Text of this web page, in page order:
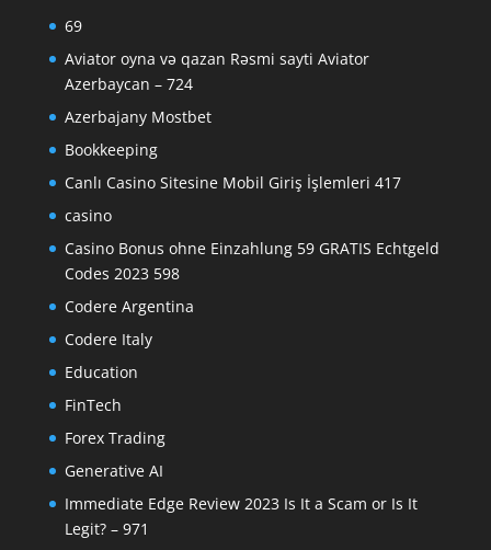
69
Aviator oyna və qazan Rəsmi sayti Aviator
Azerbaycan – 724
Azerbajany Mostbet
Bookkeeping
Canlı Casino Sitesine Mobil Giriş İşlemleri 417
casino
Casino Bonus ohne Einzahlung 59 GRATIS Echtgeld
Codes 2023 598
Codere Argentina
Codere Italy
Education
FinTech
Forex Trading
Generative AI
Immediate Edge Review 2023 Is It a Scam or Is It
Legit? – 971